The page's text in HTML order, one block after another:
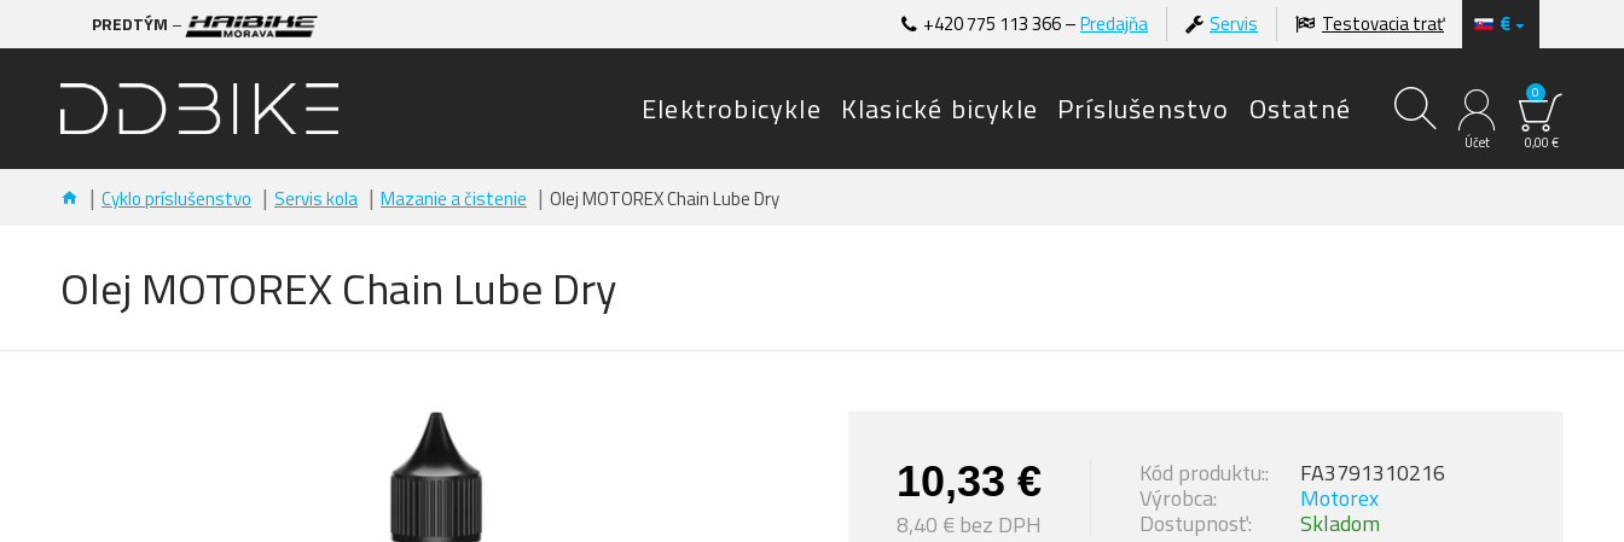
PREDTÝM – €
+420 775 113 366 –Predajňa Servis Testovacia trať
Elektrobicykle Klasické bicykle Príslušenstvo Ostatné
Účet 0,00 €
0
Cyklo príslušenstvo Servis kola Mazanie a čistenie Olej MOTOREX Chain Lube Dry
Olej MOTOREX Chain Lube Dry
10,33 €
8,40 € bez DPH Dostupnosť: Skladom
Výrobca: Motorex
Kód produktu:: FA3791310216